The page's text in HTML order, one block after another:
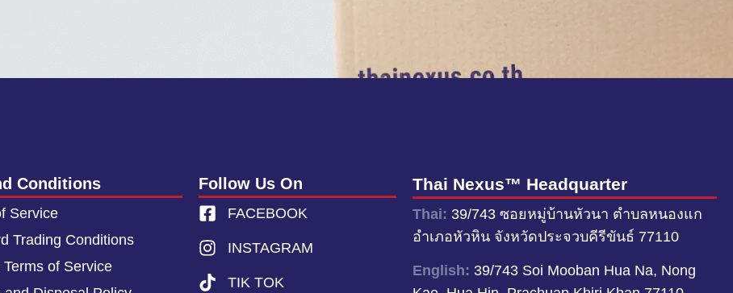
Conditions
Service
Trading Conditions
Terms of Service
Follow Us On
FACEBOOK
INSTAGRAM
TIK TOK
Thai Nexus™ Headquarter
Thai: 39/743 ซอยหมู่บ้านหัวนา ตำบลหนองแก
อำเภอหัวหิน จังหวัดประจวบคีรีขันธ์ 77110
English: 39/743 Soi Mooban Hua Na, Nong